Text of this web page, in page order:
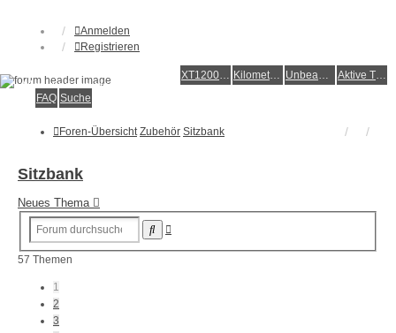
Anmelden
Registrieren
XT1200Z-Wiki Kilometerstatistik Unbeantwortete Themen Aktive Themen
Alles rund um die Yamaha XT1200Z Super Ténéré
FAQ Suche
Foren-Übersicht Zubehör Sitzbank
Sitzbank
Neues Thema
Suche
57 Themen
1
2
3